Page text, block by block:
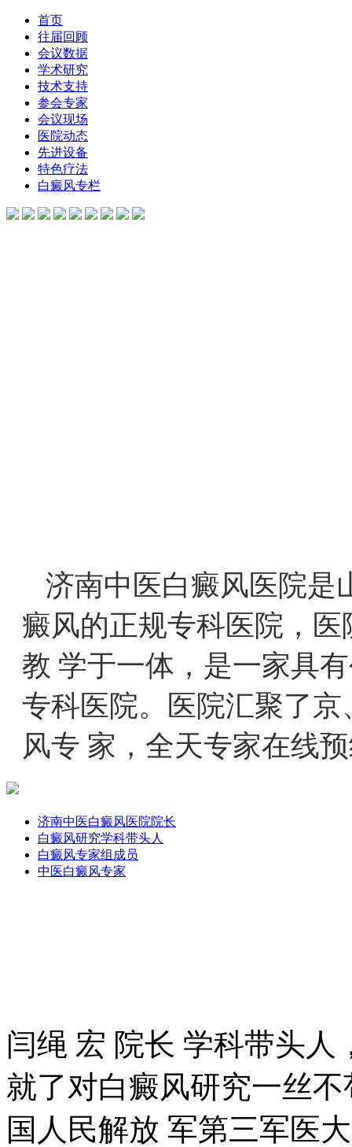
首页
往届回顾
会议数据
学术研究
技术支持
参会专家
会议现场
医院动态
先进设备
特色疗法
白癜风专栏
济南中医白癜风医院是
癜风的正规专科医院，
教 学于一体，是一家具
专科医院。医院汇聚了
风专 家，全天专家在线
济南中医白癜风医院院长
白癜风研究学科带头人
白癜风专家组成员
中医白癜风专家
闫绳 宏 院长 学科带头
就了对白癜风研究一丝
国人民解放 军第三军医